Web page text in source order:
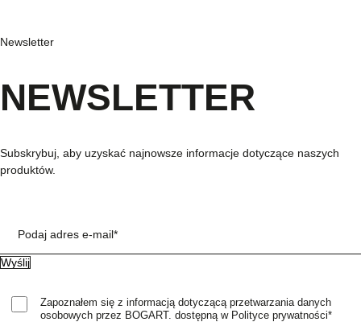
Newsletter
NEWSLETTER
Subskrybuj, aby uzyskać najnowsze informacje dotyczące naszych
produktów.
Podaj adres e-mail*
Zapoznałem się z informacją dotyczącą przetwarzania danych
osobowych przez BOGART. dostępną w Polityce prywatności*